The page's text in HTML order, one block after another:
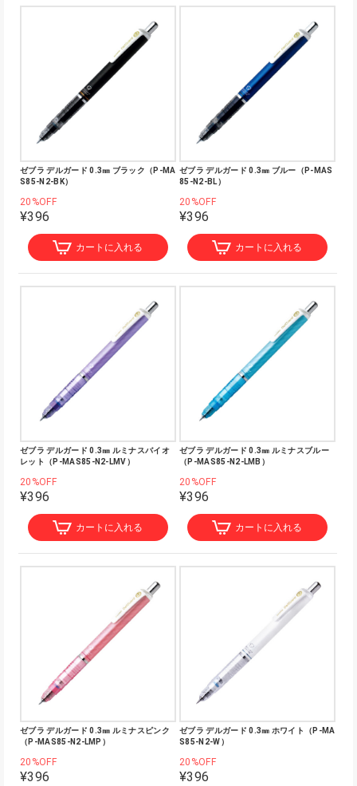
ゼブラ デルガード 0.3㎜ ブラック（P-MA
S85-N2-BK）
20%OFF
¥396
カートに入れる
ゼブラ デルガード 0.3㎜ ブルー（P-MAS
85-N2-BL）
20%OFF
¥396
カートに入れる
ゼブラ デルガード 0.3㎜ ルミナスバイオ
レット（P-MAS85-N2-LMV）
20%OFF
¥396
カートに入れる
ゼブラ デルガード 0.3㎜ ルミナスブルー
（P-MAS85-N2-LMB）
20%OFF
¥396
カートに入れる
ゼブラ デルガード 0.3㎜ ルミナスピンク
（P-MAS85-N2-LMP）
20%OFF
¥396
ゼブラ デルガード 0.3㎜ ホワイト（P-MA
S85-N2-W）
20%OFF
¥396